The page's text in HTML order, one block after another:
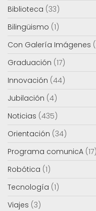
Biblioteca (33)
Bilingüismo (1)
Con Galería Imágenes
Graduación (17)
Innovación (44)
Jubilación (4)
Noticias (435)
Orientación (34)
Programa comunicA (17)
Robótica (1)
Tecnología (1)
Viajes (3)